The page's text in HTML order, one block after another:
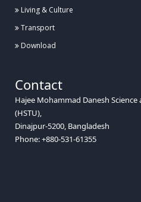
হাবিপ্রবিতে প্রথমবারের মতো আন্তর্জাতিক
হাবিপ্রবিতে তেঁভাগা আন্দোলনের জনক হাজী
Living & Culture
Transport
Download
Contact
Hajee Mohammad Danesh
(HSTU),
Dinajpur-5200, Bangladesh
Phone: +880-531-61355